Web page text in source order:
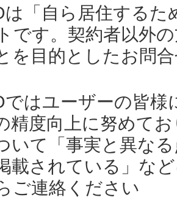
は「自ら居住する
です。契約者以外
を目的としたお問
ではユーザーの皆
精度向上に努めて
いて「事実と異な
載されている」な
ご連絡ください